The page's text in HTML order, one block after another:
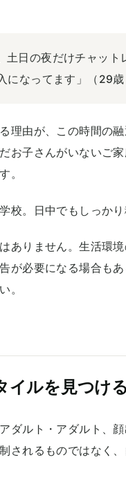
土日の夜だけチャッ
になってます」（29歳
理由が、この時間の
お子さんがいないご
。
校。日中でもしっか
ありません。生活環
が必要になる場合も
。
イルを見つけ
ダルト・アダルト、
されるものではなく